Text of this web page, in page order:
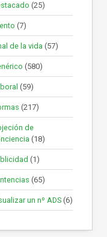
(25)
(7)
de la vida (57)
(580)
(59)
(217)
de
(18)
(1)
(65)
un nº ADS (6)